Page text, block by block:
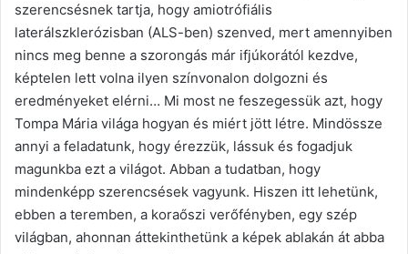
szerencsésnek tartja, hogy amiotrófiális
laterálszklerózisban (ALS-ben) szenved, mert amennyiben
nincs meg benne a szorongás már ifjúkorától kezdve,
képtelen lett volna ilyen színvonalon dolgozni és
eredményeket elérni… Mi most ne feszegessük azt, hogy
Tompa Mária világa hogyan és miért jött létre. Mindössze
annyi a feladatunk, hogy érezzük, lássuk és fogadjuk
magunkba ezt a világot. Abban a tudatban, hogy
mindenképp szerencsések vagyunk. Hiszen itt lehetünk,
ebben a teremben, a koraőszi verőfényben, egy szép
világban, ahonnan áttekinthetünk a képek ablakán át abba